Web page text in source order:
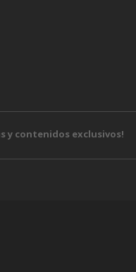
y contenidos exclusivos!